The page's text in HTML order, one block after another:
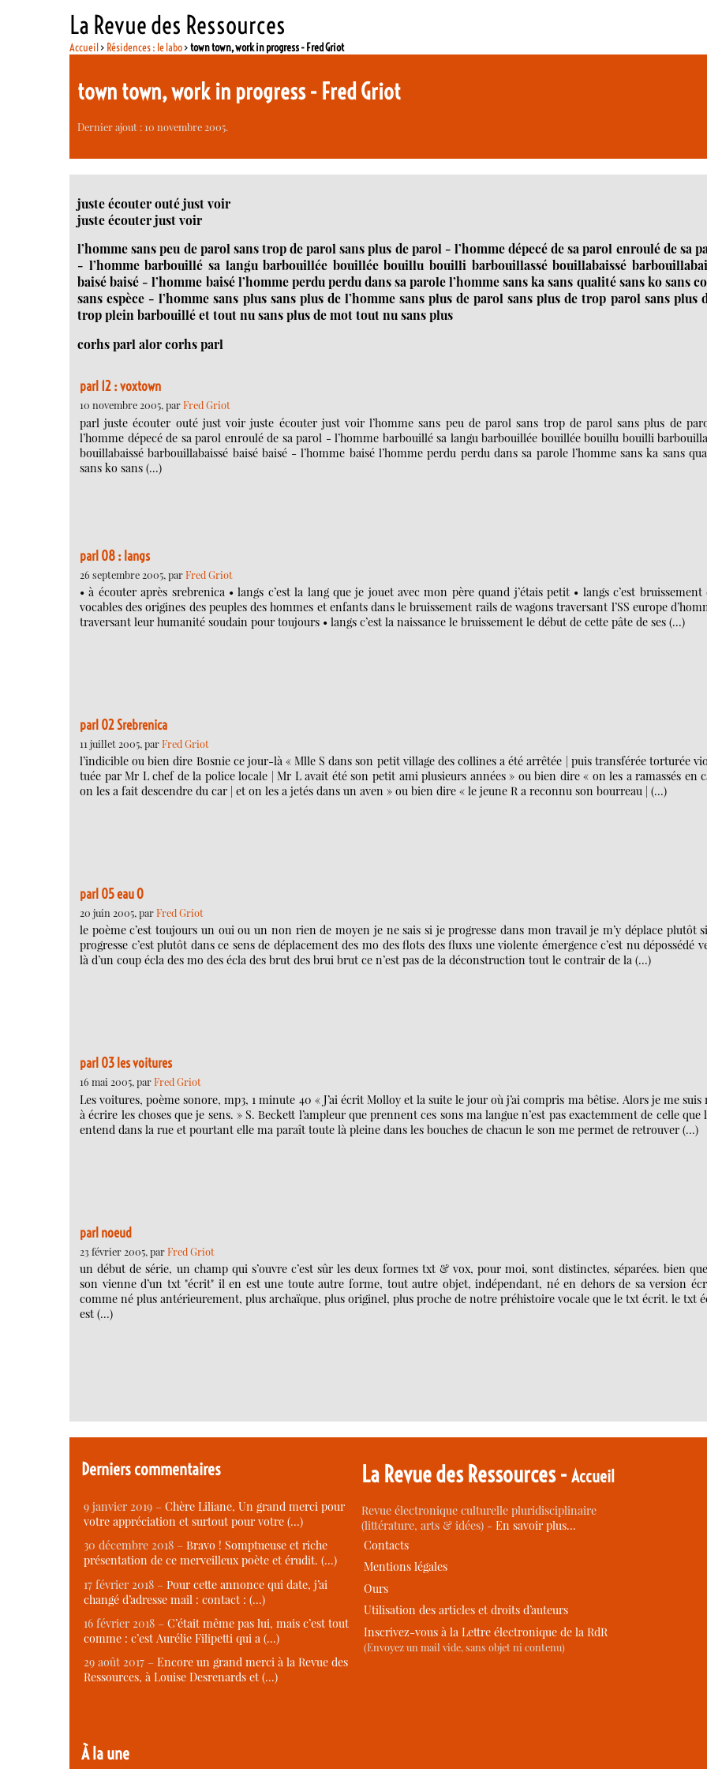
La Revue des Ressources
Accueil> Résidences : le labo>town town, work in progress - Fred Griot
town town, work in progress - Fred Griot
Dernier ajout : 10 novembre 2005.
juste écouter outé just voir
juste écouter just voir
l’homme sans peu de parol sans trop de parol sans plus de parol - l’homme dépecé de sa parol enroulé de sa
- l’homme barbouillé sa langu barbouillée bouillée bouillu bouilli barbouillassé bouillabaissé
baisé baisé - l’homme baisé l’homme perdu perdu dans sa parole l’homme sans ka sans qualité sans ko sans
sans espèce - l’homme sans plus sans plus de l’homme sans plus de parol sans plus de trop parol sans plus
trop plein barbouillé et tout nu sans plus de mot tout nu sans plus
corhs parl alor corhs parl
parl 12 : voxtown
10 novembre 2005, parFred Griot
parl juste écouter outé just voir juste écouter just voir l’homme sans peu de parol sans trop de parol sans plus de
l’homme dépecé de sa parol enroulé de sa parol - l’homme barbouillé sa langu barbouillée bouillée bouillu bouilli
bouillabaissé barbouillabaissé baisé baisé - l’homme baisé l’homme perdu perdu dans sa parole l’homme sans ka sans
sans ko sans (…)
parl 08 : langs
26 septembre 2005, parFred Griot
• à écouter après srebrenica • langs c’est la lang que je jouet avec mon père quand j’étais petit • langs c’est bruissement
vocables des origines des peuples des hommes et enfants dans le bruissement rails de wagons traversant l’SS europe
traversant leur humanité soudain pour toujours • langs c’est la naissance le bruissement le début de cette pâte de ses (…)
parl 02 Srebrenica
11 juillet 2005, parFred Griot
l’indicible ou bien dire Bosnie ce jour-là « Mlle S dans son petit village des collines a été arrêtée | puis transférée torturée
tuée par Mr L chef de la police locale | Mr L avait été son petit ami plusieurs années » ou bien dire « on les a ramassés en
on les a fait descendre du car | et on les a jetés dans un aven » ou bien dire « le jeune R a reconnu son bourreau | (…)
parl 05 eau O
20 juin 2005, parFred Griot
le poème c’est toujours un oui ou un non rien de moyen je ne sais si je progresse dans mon travail je m’y déplace plutôt
progresse c’est plutôt dans ce sens de déplacement des mo des flots des fluxs une violente émergence c’est nu dépossédé
là d’un coup écla des mo des écla des brut des brui brut ce n’est pas de la déconstruction tout le contrair de la (…)
parl 03 les voitures
16 mai 2005, parFred Griot
Les voitures, poème sonore, mp3, 1 minute 40 « J’ai écrit Molloy et la suite le jour où j’ai compris ma bêtise. Alors je me suis
à écrire les choses que je sens. » S. Beckett l’ampleur que prennent ces sons ma langue n’est pas exactemment de celle que
entend dans la rue et pourtant elle ma paraît toute là pleine dans les bouches de chacun le son me permet de retrouver (…)
parl noeud
23 février 2005, parFred Griot
un début de série, un champ qui s’ouvre c’est sûr les deux formes txt & vox, pour moi, sont distinctes, séparées. bien
son vienne d’un txt "écrit" il en est une toute autre forme, tout autre objet, indépendant, né en dehors de sa version
comme né plus antérieurement, plus archaïque, plus originel, plus proche de notre préhistoire vocale que le txt écrit. le txt
est (…)
Derniers commentaires
9 janvier 2019 – Chère Liliane, Un grand merci pour
votre appréciation et surtout pour votre (…)
30 décembre 2018 – Bravo ! Somptueuse et riche
présentation de ce merveilleux poète et érudit. (…)
17 février 2018 – Pour cette annonce qui date, j’ai
changé d’adresse mail : contact : (…)
16 février 2018 – C’était même pas lui, mais c’est tout
comme : c’est Aurélie Filipetti qui a (…)
29 août 2017 – Encore un grand merci à la Revue des
Ressources, à Louise Desrenards et (…)
À la une
La Revue des Ressources -Accueil
Revue électronique culturelle pluridisciplinaire
(littérature, arts & idées) -En savoir plus…
Contacts
Mentions légales
Ours
Utilisation des articles et droits d’auteurs
Inscrivez-vous à la Lettre électronique de la RdR
(Envoyez un mail vide, sans objet ni contenu)